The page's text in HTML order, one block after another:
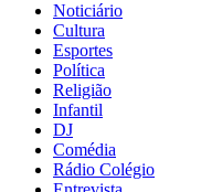
Noticiário
Cultura
Esportes
Política
Religião
Infantil
DJ
Comédia
Rádio Colégio